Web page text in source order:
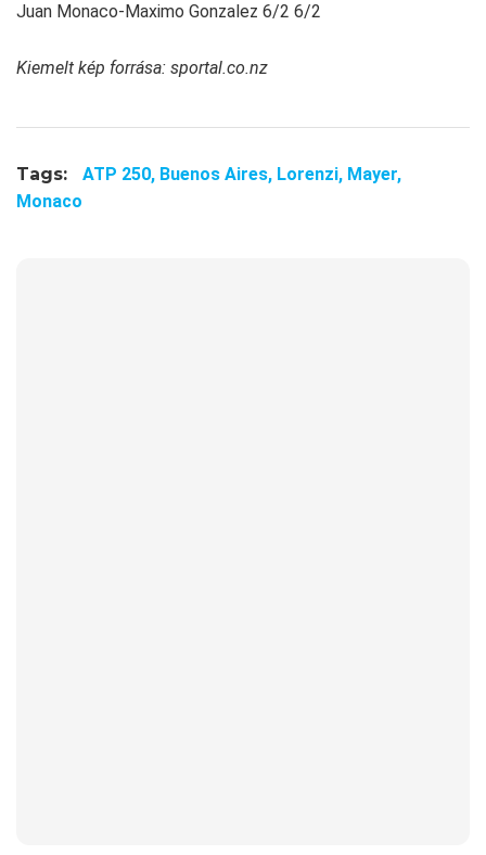
Juan Monaco-Maximo Gonzalez 6/2 6/2
Kiemelt kép forrása: sportal.co.nz
Tags: ATP 250, Buenos Aires, Lorenzi, Mayer,
Monaco